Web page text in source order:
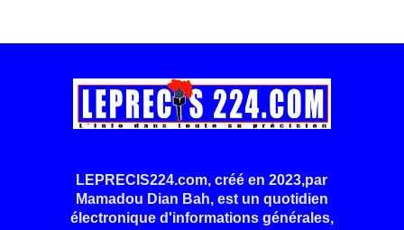
LEPRECIS224.com, créé en 2023,par
Mamadou Dian Bah, est un quotidien
électronique d'informations générales,